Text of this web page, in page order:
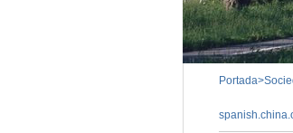
Portada>